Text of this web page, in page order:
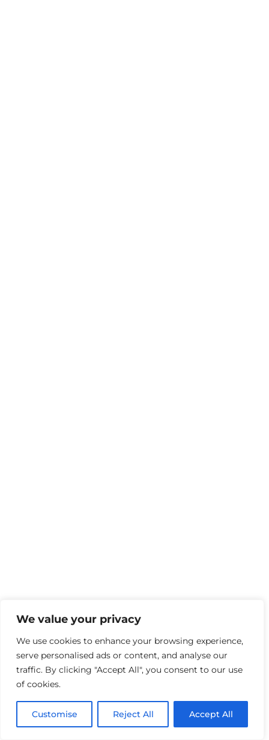
We value your privacy
We use cookies to enhance your browsing experience,
serve personalised ads or content, and analyse our
traffic. By clicking "Accept All", you consent to our use
of cookies.
Customise Reject All Accept All